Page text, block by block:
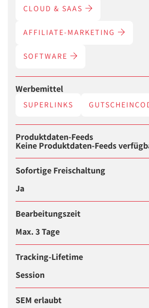
CLOUD & SAAS
AFFILIATE-MARKETING
SOFTWARE
Werbemittel
SUPERLINKS
Produktdaten-Feeds
Keine Produktdaten-Feeds
Sofortige Freischaltung
Ja
Bearbeitungszeit
Max. 3 Tage
Tracking-Lifetime
Session
SEM erlaubt